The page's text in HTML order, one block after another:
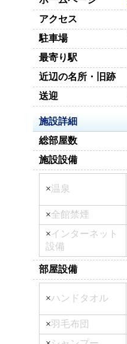
アクセス
駐車場
最寄り駅
近辺の名所・旧跡
送迎
施設詳細
総部屋数
施設設備
×温泉
×全館禁煙
×インターネット
設備
部屋設備
×ハンドタオル
×羽毛布団